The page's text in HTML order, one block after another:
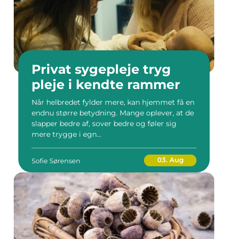
Privat sygepleje tryg
pleje i kendte rammer
Når helbredet fylder mere, kan hjemmet få en
endnu større betydning. Mange oplever, at de
slapper bedre af, sover bedre og føler sig
mere trygge i egn...
Sofie Sørensen 03. Aug